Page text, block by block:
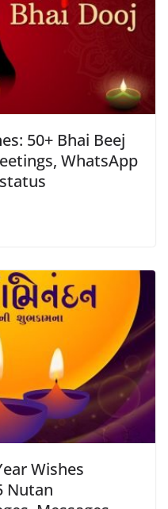
50+ Bhai Beej
WhatsApp
Wishes
Nutan